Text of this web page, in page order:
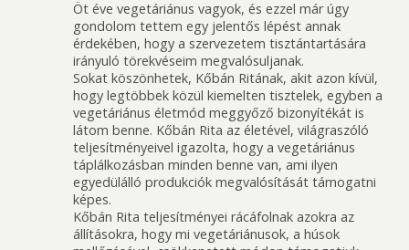
Öt éve vegetáriánus vagyok, és ezzel már úgy
gondolom tettem egy jelentős lépést annak
érdekében, hogy a szervezetem tisztántartására
irányuló törekvéseim megvalósuljanak.
Sokat köszönhetek, Kőbán Ritának, akit azon kívül,
hogy legtöbbek közül kiemelten tisztelek, egyben a
vegetáriánus életmód meggyőző bizonyítékát is
látom benne. Kőbán Rita az életével, világraszóló
teljesítményeivel igazolta, hogy a vegetáriánus
táplálkozásban minden benne van, ami ilyen
egyedülálló produkciók megvalósítását támogatni
képes.
Kőbán Rita teljesítményei rácáfolnak azokra az
állításokra, hogy mi vegetáriánusok, a húsok